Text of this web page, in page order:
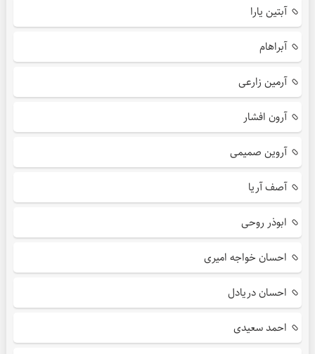
آبتین یارا
آبراهام
آرمین زارعی
آرون افشار
آروین صمیمی
آصف آریا
ابوذر روحی
احسان خواجه امیری
احسان دریادل
احمد سعیدی